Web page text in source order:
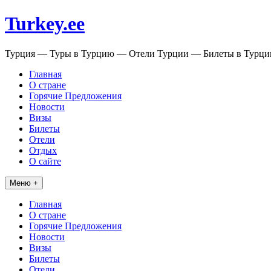
Перейти
к
Turkey.ee
Турция — Туры в Турцию — Отели Турции — Билеты в
Главная
О стране
Горячие Предложения
Новости
Визы
Билеты
Отели
Отдых
О сайте
Меню +
Главная
О стране
Горячие Предложения
Новости
Визы
Билеты